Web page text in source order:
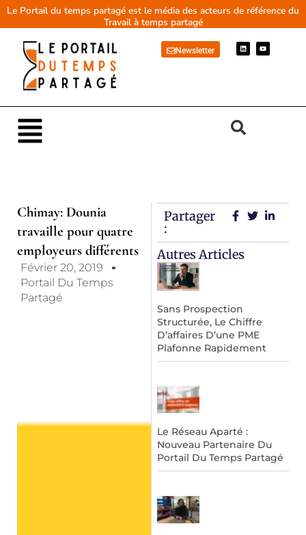
AllerLe Portail du temps partagé est le média des acteurs de référence du
Travail à temps partagé
Newsletter
L
i
n
Y
o
u
Main
Menu
Chimay: Dounia
travaille pour quatre
employeurs différents
Février 20, 2019
Portail Du Temps
Partagé
Partager
:
Autres Articles
Sans Prospection
Structurée, Le Chiffre
D’affaires D’une PME
Plafonne Rapidement
Le Réseau Aparté :
Nouveau Partenaire Du
Portail Du Temps Partagé